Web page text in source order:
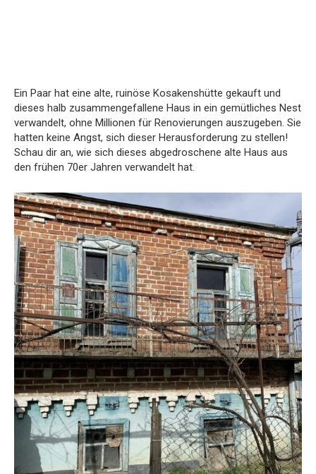
Ein Paar hat eine alte, ruinöse Kosakenshütte gekauft und
dieses halb zusammengefallene Haus in ein gemütliches Nest
verwandelt, ohne Millionen für Renovierungen auszugeben. Sie
hatten keine Angst, sich dieser Herausforderung zu stellen!
Schau dir an, wie sich dieses abgedroschene alte Haus aus
den frühen 70er Jahren verwandelt hat.